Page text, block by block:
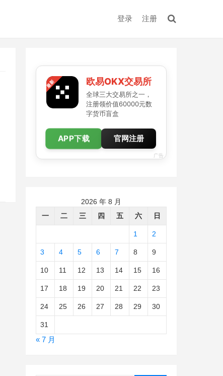
登录 注册
欧易OKX交易所
全球三大交易所之一，
注册领价值60000元数
字货币盲盒
APP下载 官网注册
广告
2026 年 8 月
一
二 三 四 五 六 日
1 2
3 4 5 6 7 8 9
10 11 12 13 14 15 16
17 18 19 20 21 22 23
24 25 26 27 28 29 30
31
« 7 月